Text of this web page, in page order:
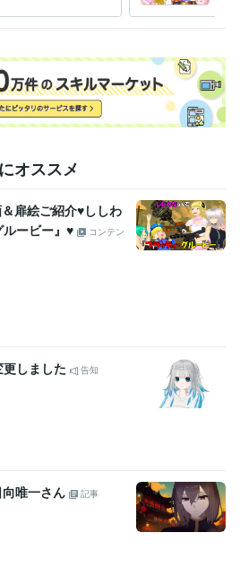
オススメ
扉絵ご紹介♥ししわ
ービー』♥
コンテン
更しました
告知
唯一さん
記事